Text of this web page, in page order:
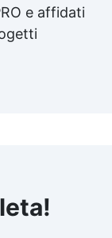
e affidati